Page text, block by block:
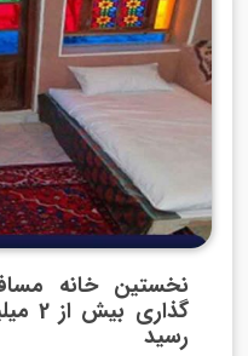
نخستین خانه
رسید